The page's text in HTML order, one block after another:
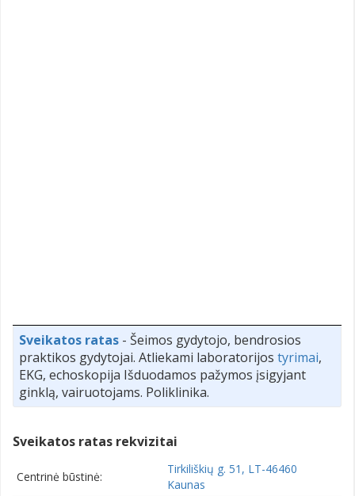
Sveikatos ratas - Šeimos gydytojo, bendrosios
praktikos gydytojai. Atliekami laboratorijos tyrimai,
EKG, echoskopija Išduodamos pažymos įsigyjant
ginklą, vairuotojams. Poliklinika.
Sveikatos ratas rekvizitai
Centrinė būstinė:
Tirkiliškių g. 51, LT-46460
Kaunas